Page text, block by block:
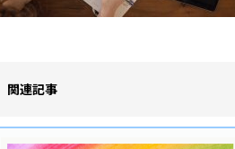
関連記事